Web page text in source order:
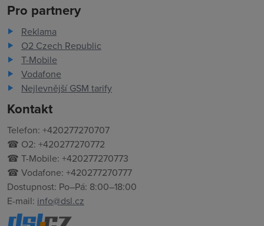
Pro partnery
Reklama
O2 Czech Republic
T-Mobile
Vodafone
Nejlevnější GSM tarify
Kontakt
Telefon: +420277270707
☎ O2: +420277270772
☎ T-Mobile: +420277270773
☎ Vodafone: +420277270777
Dostupnost: Po–Pá: 8:00–18:00
E-mail: info@dsl.cz